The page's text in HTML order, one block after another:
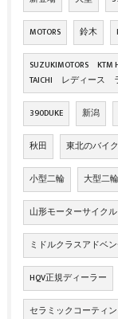
MOTORS 鈴木
SUZUKIMOTORS
TAICHI レディース
390DUKE 新潟
秋田 東北のバイ
小型二輪 大型二輪
山形モーターサイク
ミドルクラスアドベ
HQV正規ディーラー
セラミックコーティ